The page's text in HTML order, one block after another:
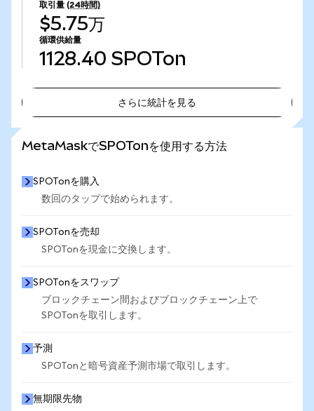
取引量 (24時間)
$5.75万
循環供給量
1128.40 SPOTon
さらに統計を見る
MetaMaskでSPOTonを使用する方法
SPOTonを購入
数回のタップで始められます。
SPOTonを売却
SPOTonを現金に交換します。
SPOTonをスワップ
ブロックチェーン間およびブロックチェーン上で
SPOTonを取引します。
予測
SPOTonと暗号資産予測市場で取引します。
無期限先物